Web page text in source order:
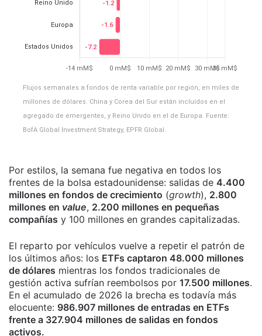
Flujos semanales a fondos de renta variable por región, en miles de
millones de dólares. China y Corea del Sur están incluidos en el
agregado de emergentes, y Reino Unido en el de Europa. Fuente:
BofA Global Investment Strategy, EPFR Global.
Por estilos, la semana fue negativa en todos los
frentes de la bolsa estadounidense: salidas de 4.400
millones en fondos de crecimiento (growth), 2.800
millones en value, 2.200 millones en pequeñas
compañías y 100 millones en grandes capitalizadas.
El reparto por vehículos vuelve a repetir el patrón de
los últimos años: los ETFs captaron 48.000 millones
de dólares mientras los fondos tradicionales de
gestión activa sufrían reembolsos por 17.500 millones.
En el acumulado de 2026 la brecha es todavía más
elocuente: 986.907 millones de entradas en ETFs
frente a 327.904 millones de salidas en fondos
activos.